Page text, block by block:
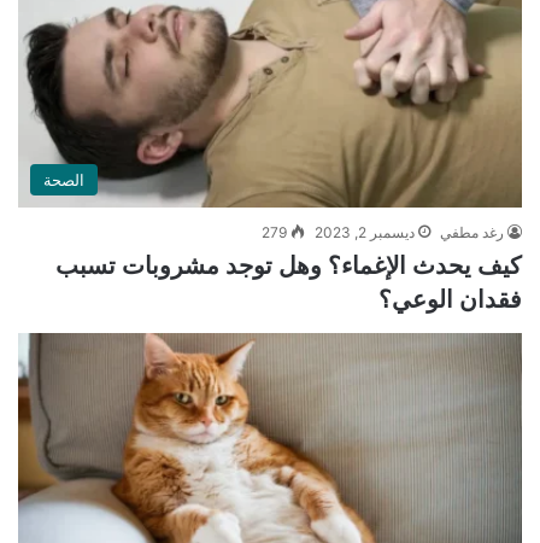
الصحة
رغد مطفي ديسمبر 2, 2023 279
كيف يحدث الإغماء؟ وهل توجد مشروبات تسبب
فقدان الوعي؟